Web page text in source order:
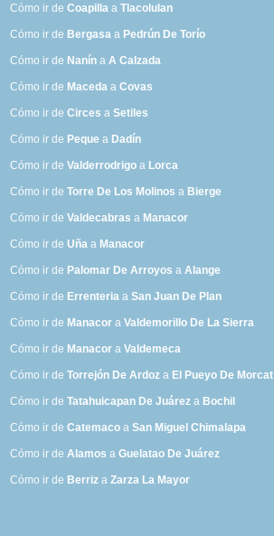
Cómo ir deCoapilla aTlacolulan
Cómo ir de Bergasa a Pedrún De Torío
Cómo ir de Nanín aA Calzada
Cómo ir de Maceda aCovas
Cómo ir deCirces aSetiles
Cómo ir de Peque a Dadín
Cómo ir deValderrodrigo a Lorca
Cómo ir deTorre De Los Molinos a Bierge
Cómo ir deValdecabras a Manacor
Cómo ir deUña a Manacor
Cómo ir de Palomar De Arroyos aAlange
Cómo ir de Errenteria aSan Juan De Plan
Cómo ir de Manacor aValdemorillo De La Sierra
Cómo ir de Manacor aValdemeca
Cómo ir deTorrejón De Ardoz a El Pueyo De Morcat
Cómo ir deTatahuicapan De Juárez a Bochil
Cómo ir deCatemaco aSan Miguel Chimalapa
Cómo ir deAlamos aGuelatao De Juárez
Cómo ir de Berriz aZarza La Mayor